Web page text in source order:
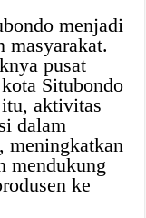
menjadi
masyarakat.
pusat
Situbondo
aktivitas
dalam
meningkatkan
mendukung
ke